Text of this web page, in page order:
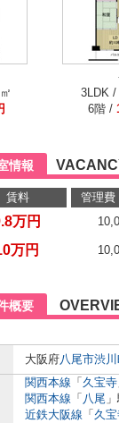
3LDK /
6階 /
情報
賃料 管理費
万円
万円
概要
大阪府八尾市渋
関西本線 「 久宝寺
関西本線 「 八尾
近鉄大阪線 「 久